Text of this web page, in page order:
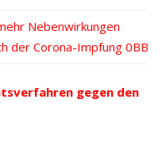
Nebenwirkungen
der Corona-Impfung
gegen den